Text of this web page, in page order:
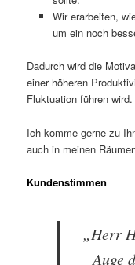
Wir erarbeiten,
um ein noch
Dadurch wird die
einer höheren
Fluktuation führen
Ich komme gerne zu
auch in meinen
Kundenstimmen
„Herr
Auge